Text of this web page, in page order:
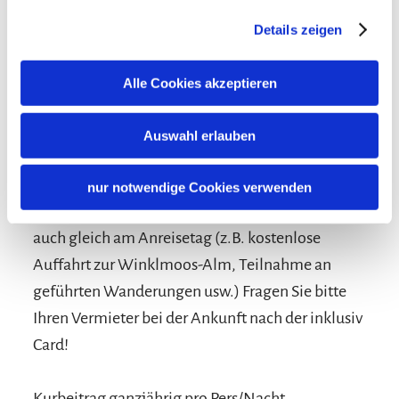
Details zeigen
Alle Cookies akzeptieren
Auswahl erlauben
nur notwendige Cookies verwenden
Konditionen/Extras
Profitieren Sie von den Vorteilen der inklusiv
Card, von Gratis-Leistungen und Ermäßigungen
auch gleich am Anreisetag (z.B. kostenlose
Auffahrt zur Winklmoos-Alm, Teilnahme an
geführten Wanderungen usw.) Fragen Sie bitte
Ihren Vermieter bei der Ankunft nach der inklusiv
Card!